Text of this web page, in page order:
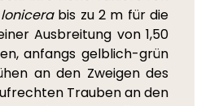
bis zu 2 m für die
Ausbreitung von 1,50
anfangs gelblich-grün
an den Zweigen des
Trauben an den